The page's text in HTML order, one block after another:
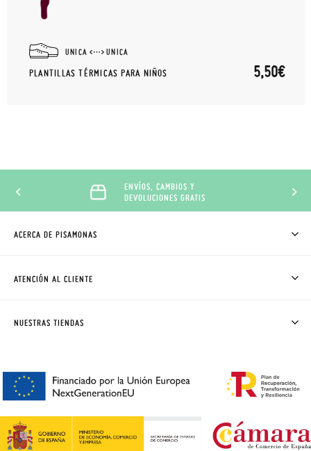
UNICA UNICA
PLANTILLAS TÉRMICAS PARA NIÑOS 5,50€
ENVÍOS, CAMBIOS Y
DEVOLUCIONES GRATIS
ACERCA DE PISAMONAS
CÓMO COMPRAR
AVISO LEGAL, PRIVACIDAD Y COOKIES
REBAJAS
ATENCIÓN AL CLIENTE
PREGUNTAS FRECUENTES
NUESTRAS TIENDAS